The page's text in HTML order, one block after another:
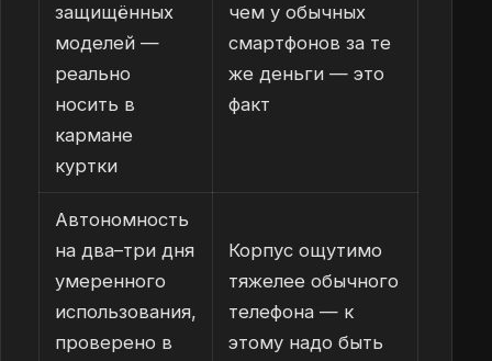
защищённых
моделей —
реально
носить в
кармане
куртки
чем у обычных
смартфонов за те
же деньги — это
факт
Автономность
на два–три дня
умеренного
использования,
проверено в
Корпус ощутимо
тяжелее обычного
телефона — к
этому надо быть